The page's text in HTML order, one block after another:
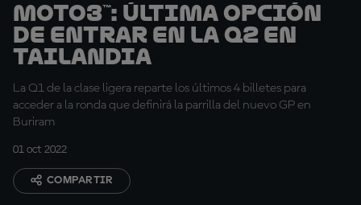
Moto3™: Última opción
de entrar en la Q2 en
Tailandia
La Q1 de la clase ligera reparte los últimos 4 billetes para
acceder a la ronda que definirá la parrilla del nuevo GP en
Buriram
01 oct 2022
COMPARTIR